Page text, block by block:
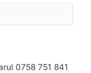
0758 751 841